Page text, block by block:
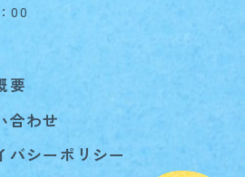
00
要
合わせ
バシーポリシー